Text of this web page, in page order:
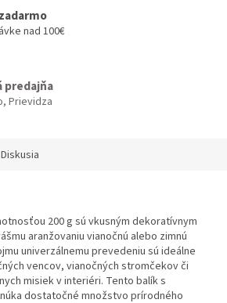
nad 100€
predajňa
Prievidza
Diskusia
200 g sú vkusným dekoratívnym
aranžovaniu vianočnú alebo zimnú
univerzálnemu prevedeniu sú ideálne
vencov, vianočných stromčekov či
misiek v interiéri. Tento balík s
dostatočné množstvo prírodného